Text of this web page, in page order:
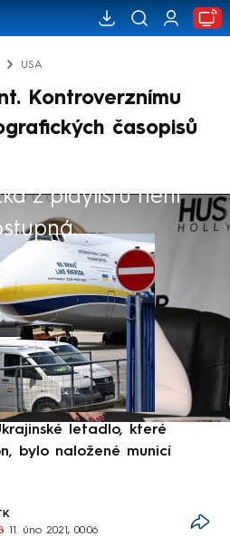
USA
Kontroverznímu
časopisů
z playlistu není
letadlo, které
bylo naložené municí
• 11. úno 2021, 00:06